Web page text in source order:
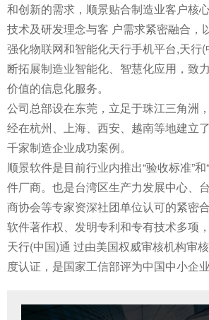
和创新的需求，顺景贴合制造业客户核
技术及研发理念与客 户需求紧密融合，
强化物联网和智能化天行手机平台,天行
断拓展制造业智能化、智慧化应用，致
价值的信息化服务。
公司总部设在东莞，立足于珠江三角洲
经在杭州、上海、西安、越南等地建立
千家制造企业成功案例。
顺景软件是目前行业内推出“验收标准”
件厂商。也是台湾区生产力发展中心、
商协会等专家资深社团单位认可的紧密
软件著作权、发明专利和专有技术多项
天行(中国)通 过由美国权威审核机构审
度认证，是国家工信部评为中国中小企